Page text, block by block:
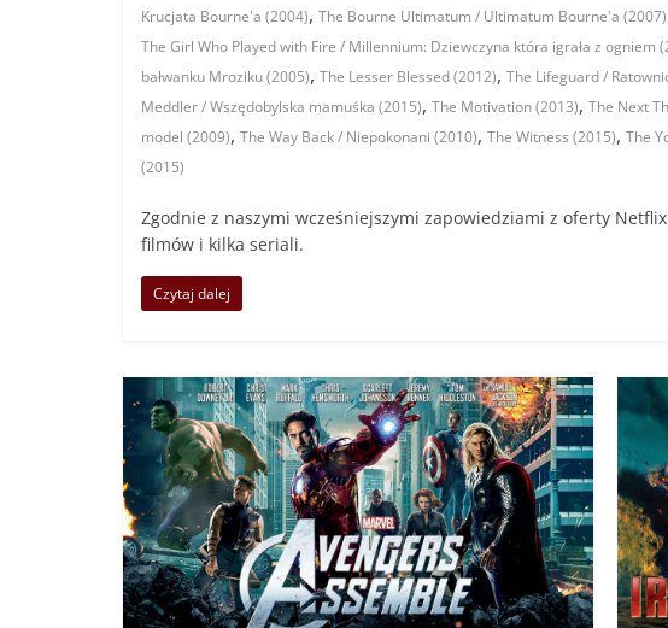
Krucjata Bourne'a (2004), The Bourne Ultimatum / Ultimatum Bourne'a (2007)
The Girl Who Played with Fire / Millennium: Dziewczyna która igrała z ogniem
bałwanku Mroziku (2005), The Lesser Blessed (2012), The Lifeguard /
Meddler / Wszędobylska mamuśka (2015), The Motivation (2013), The Next
model (2009), The Way Back / Niepokonani (2010), The Witness (2015), The
(2015)
Zgodnie z naszymi wcześniejszymi zapowiedziami z oferty
filmów i kilka seriali.
Czytaj dalej